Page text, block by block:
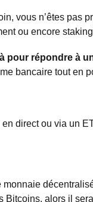
vous n’êtes pas
ou encore
pour répondre à
bancaire tout
direct ou via un
monnaie
alors il